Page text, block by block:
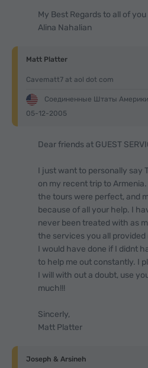
My Best Regards to all of you
Alina Nahalian
Matt Platter
Cavematt7 at aol dot com
Соединенные Штаты Америки
05-12-2005
Dear friends at GUEST
I just want to personally say
on my recent trip to
the tours were perfect, and
because of all your help. I
never been treated with as
the services you all
I would have done if I didnt
to help me out constantly. I
I will with out a doubt, use
much!!!
Sincerly,
Matt Platter
Joseph & Arsineh